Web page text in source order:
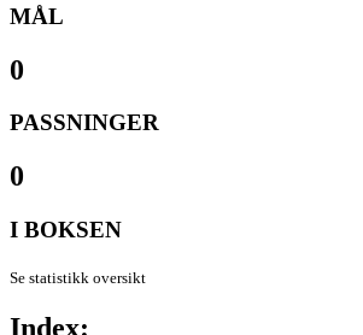
MÅL
0
PASSNINGER
0
I BOKSEN
Se statistikk oversikt
Index: